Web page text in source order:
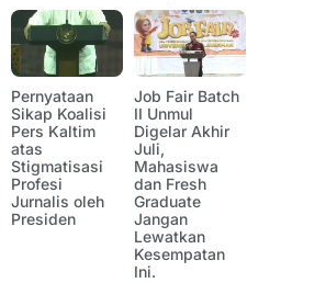
Pernyataan
Sikap Koalisi
Pers Kaltim
atas
Stigmatisasi
Profesi
Jurnalis oleh
Presiden
Job Fair Batch
II Unmul
Digelar Akhir
Juli,
Mahasiswa
dan Fresh
Graduate
Jangan
Lewatkan
Kesempatan
Ini.